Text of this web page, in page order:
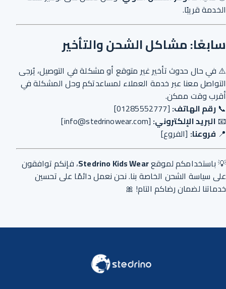
الخدمة قريبًا.
سابعًا: مشاكل الشحن والتأخير
⚠️ في حال حدوث تأخير غير متوقع أو مشكلة في التوصيل، يُرجى
التواصل معنا عبر خدمة العملاء لمساعدتكم وحل المشكلة في
أقرب وقت ممكن.
📞رقم الهاتف: [
01285552777
]
📧 البريد الإلكتروني: [
info@stedrinowear.com
]
📍 فروعنا: [الفروع]
💡 باستخدامكم لموقعStedrino Kids Wear، فإنكم توافقون
على سياسة الشحن الخاصة بنا. نحن نعمل دائمًا على تحسين
خدماتنا لضمان رضاكم التام! 🎀